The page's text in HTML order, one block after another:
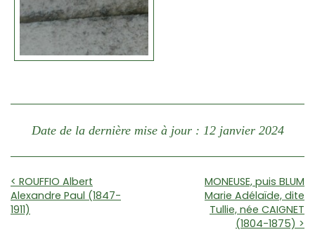
Date de la dernière mise à jour : 12 janvier 2024
< ROUFFIO Albert
Alexandre Paul (1847-
1911)
MONEUSE, puis BLUM
Marie Adélaïde, dite
Tullie, née CAIGNET
(1804-1875) >